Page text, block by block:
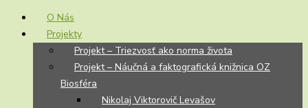
O Nás
Projekty
Projekt – Triezvosť ako norma života
Projekt – Náučná a faktografická knižnica OZ
Biosféra
Nikolaj Viktorovič Levašov